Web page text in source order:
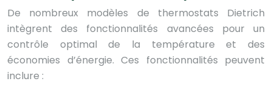
De nombreux modèles de thermostats Dietrich
intègrent des fonctionnalités avancées pour un
contrôle optimal de la température et des
économies d’énergie. Ces fonctionnalités peuvent
inclure :